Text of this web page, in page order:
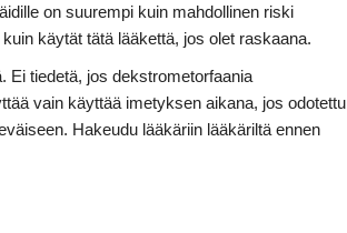
on suurempi kuin mahdollinen riski
käytät tätä lääkettä, jos olet raskaana.
Ei tiedetä, jos dekstrometorfaania
vain käyttää imetyksen aikana, jos odotettu
Hakeudu lääkäriin lääkäriltä ennen